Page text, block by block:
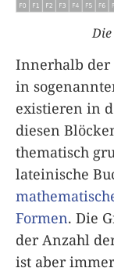
Innerhalb der
in
existieren in
diesen
thematisch
lateinische
Formen. Die
der Anzahl
ist aber